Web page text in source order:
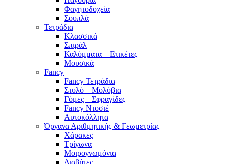
Φαγητοδοχεία
Σουπλά
Τετράδια
Κλασσικά
Σπιράλ
Καλύμματα – Ετικέτες
Μουσικά
Fancy
Fancy Τετράδια
Στυλό – Μολύβια
Γόμες – Σφραγίδες
Fancy Ντοσιέ
Αυτοκόλλητα
Όργανα Αριθμητικής & Γεωμετρίας
Χάρακες
Τρίγωνα
Mοιρογνωμόνια